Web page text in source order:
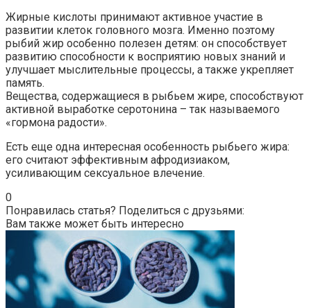
Жирные кислоты принимают активное участие в
развитии клеток головного мозга. Именно поэтому
рыбий жир особенно полезен детям: он способствует
развитию способности к восприятию новых знаний и
улучшает мыслительные процессы, а также укрепляет
память.
Вещества, содержащиеся в рыбьем жире, способствуют
активной выработке серотонина – так называемого
«гормона радости».
Есть еще одна интересная особенность рыбьего жира:
его считают эффективным афродизиаком,
усиливающим сексуальное влечение.
0
Понравилась статья? Поделиться с друзьями:
Вам также может быть интересно